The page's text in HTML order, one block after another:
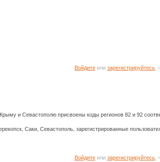
Войдитеили зарегистрируйтесь,
и Севастополю присвоены коды регионов 82 и 92
Саки, Севастополь, зарегистрированные
Войдитеили зарегистрируйтесь,